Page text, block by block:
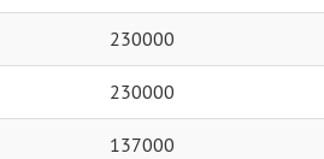
230000
230000
137000